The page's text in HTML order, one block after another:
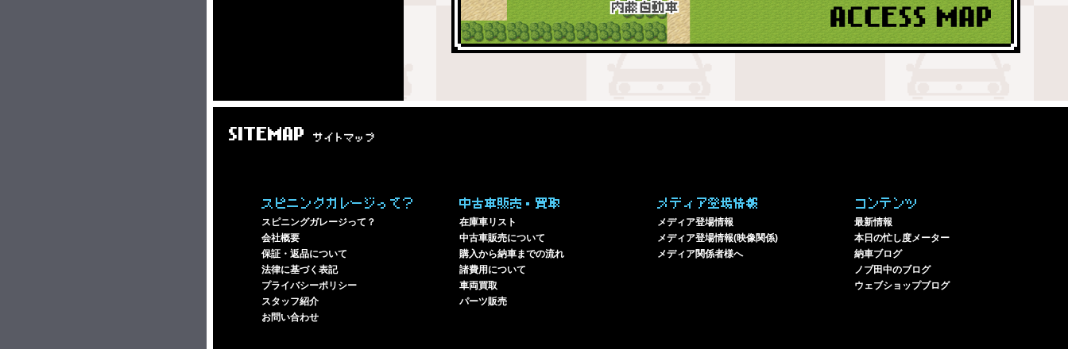
SITEMAP サイトマップ
スピニングガレージって？
スピニングガレージって？
会社概要
保証・返品について
法律に基づく表記
プライバシーポリシー
スタッフ紹介
お問い合わせ
中古車販売・買取
在庫車リスト
中古車販売について
購入から納車までの流れ
諸費用について
車両買取
パーツ販売
メディア登場情報
メディア登場情報
メディア登場情報(映像関係)
メディア関係者様へ
コンテンツ
最新情報
本日の忙し度メーター
納車ブログ
ノブ田中のブログ
ウェブショップブログ